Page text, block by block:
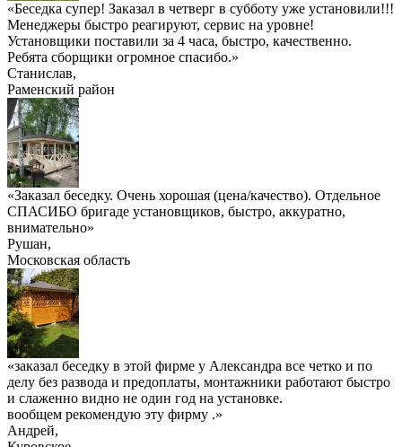
«Беседка супер! Заказал в четверг в субботу уже установили!!!
Менеджеры быстро реагируют, сервис на уровне!
Установщики поставили за 4 часа, быстро, качественно.
Ребята сборщики огромное спасибо.»
Станислав,
Раменский район
«Заказал беседку. Очень хорошая (цена/качество). Отдельное
СПАСИБО бригаде установщиков, быстро, аккуратно,
внимательно»
Рушан,
Московская область
«заказал беседку в этой фирме у Александра все четко и по
делу без развода и предоплаты, монтажники работают быстро
и слаженно видно не один год на установке.
вообщем рекомендую эту фирму .»
Андрей,